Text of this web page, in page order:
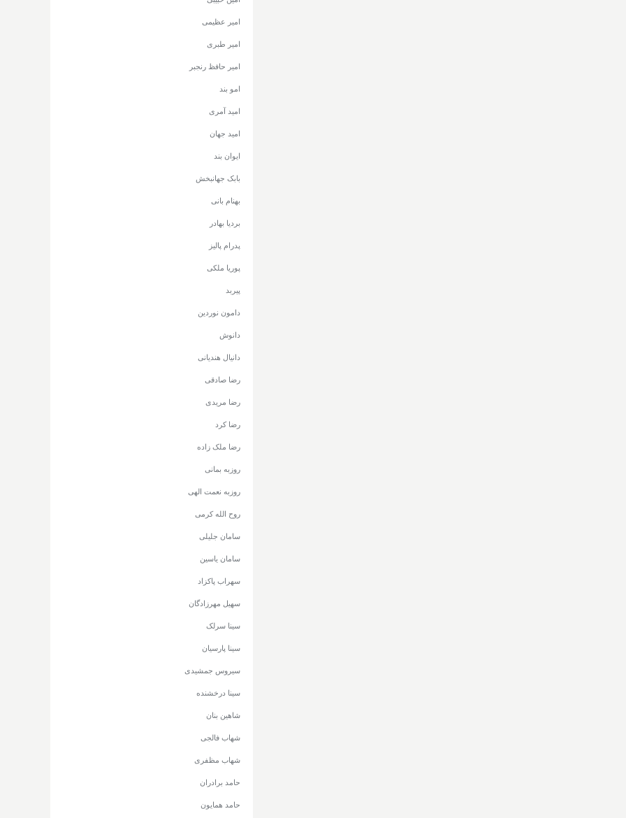
امیر عظیمی
امیر طبری
امیر حافظ رنجبر
امو بند
امید آمری
امید جهان
ایوان بند
بابک جهانبخش
بهنام بانی
بردیا بهادر
پدرام پالیز
پوریا ملکی
پیربد
دامون نوردین
دانوش
دانیال هندیانی
رضا صادقی
رضا مریدی
رضا کرد
رضا ملک زاده
روزبه بمانی
روزبه نعمت الهی
روح الله کرمی
سامان جلیلی
سامان یاسین
سهراب پاکزاد
سهیل مهرزادگان
سینا سرلک
سینا پارسیان
سیروس جمشیدی
سینا درخشنده
شاهین بنان
شهاب فالجی
شهاب مظفری
حامد برادران
حامد همایون